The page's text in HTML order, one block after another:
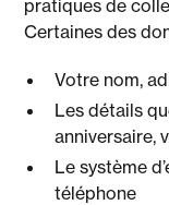
pratiques de
Certaines des
Votre nom,
Les détails
anniversaire,
Le système
téléphone